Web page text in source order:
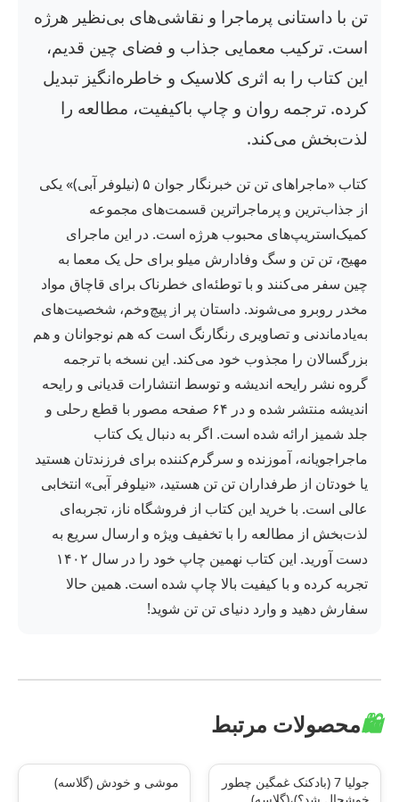
تن با داستانی پرماجرا و نقاشی‌های بی‌نظیر هرژه
است. ترکیب معمایی جذاب و فضای چین قدیم،
این کتاب را به اثری کلاسیک و خاطره‌انگیز تبدیل
کرده. ترجمه روان و چاپ باکیفیت، مطالعه را
لذت‌بخش می‌کند.
کتاب «ماجراهای تن تن خبرنگار جوان ۵ (نیلوفر آبی)» یکی
از جذاب‌ترین و پرماجراترین قسمت‌های مجموعه
کمیک‌استریپ‌های محبوب هرژه است. در این ماجرای
مهیج، تن تن و سگ وفادارش میلو برای حل یک معما به
چین سفر می‌کنند و با توطئه‌ای خطرناک برای قاچاق مواد
مخدر روبرو می‌شوند. داستان پر از پیچ‌وخم، شخصیت‌های
به‌یادماندنی و تصاویری رنگارنگ است که هم نوجوانان و هم
بزرگسالان را مجذوب خود می‌کند. این نسخه با ترجمه
گروه نشر رایحه اندیشه و توسط انتشارات قدیانی و رایحه
اندیشه منتشر شده و در ۶۴ صفحه مصور با قطع رحلی و
جلد شمیز ارائه شده است. اگر به دنبال یک کتاب
ماجراجویانه، آموزنده و سرگرم‌کننده برای فرزندتان هستید
یا خودتان از طرفداران تن تن هستید، «نیلوفر آبی» انتخابی
عالی است. با خرید این کتاب از فروشگاه ناز، تجربه‌ای
لذت‌بخش از مطالعه را با تخفیف ویژه و ارسال سریع به
دست آورید. این کتاب نهمین چاپ خود را در سال ۱۴۰۲
تجربه کرده و با کیفیت بالا چاپ شده است. همین حالا
سفارش دهید و وارد دنیای تن تن شوید!
🛍️محصولات مرتبط
جولیا 7 (بادکنک غمگین چطور
موشی و خودش (گلاسه)